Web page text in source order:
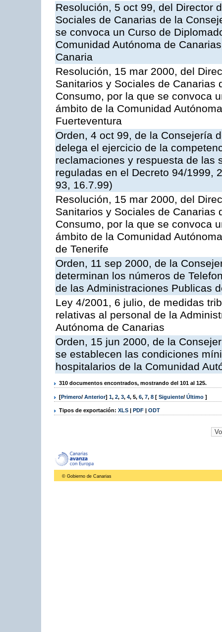
Resolución, 5 oct 99, del Director
Sociales de Canarias de la
se convoca un Curso de
Comunidad Autónoma de
Canaria
Resolución, 15 mar 2000, del
Sanitarios y Sociales de Canarias
Consumo, por la que se convoca
ámbito de la Comunidad
Fuerteventura
Orden, 4 oct 99, de la Consejería
delega el ejercicio de la
reclamaciones y respuesta de las
reguladas en el Decreto 94/1999,
93, 16.7.99)
Resolución, 15 mar 2000, del
Sanitarios y Sociales de Canarias
Consumo, por la que se convoca
ámbito de la Comunidad
de Tenerife
Orden, 11 sep 2000, de la
determinan los números de
de las Administraciones Publicas
Ley 4/2001, 6 julio, de medidas
relativas al personal de la
Autónoma de Canarias
Orden, 15 jun 2000, de la
se establecen las condiciones
hospitalarios de la Comunidad
310 documentos encontrados, mostrando del 101 al 125.
[Primero/ Anterior] 1, 2, 3, 4, 5, 6, 7, 8 [ Siguiente/ Último ]
Tipos de exportación: XLS | PDF | ODT
© Gobierno de Canarias